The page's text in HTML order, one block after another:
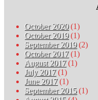
October 2020(1)
October 2019(1)
September 2019(2)
October 2017(1)
August 2017(1)
July 2017(1)
June 2017(1)
September 2015(1)